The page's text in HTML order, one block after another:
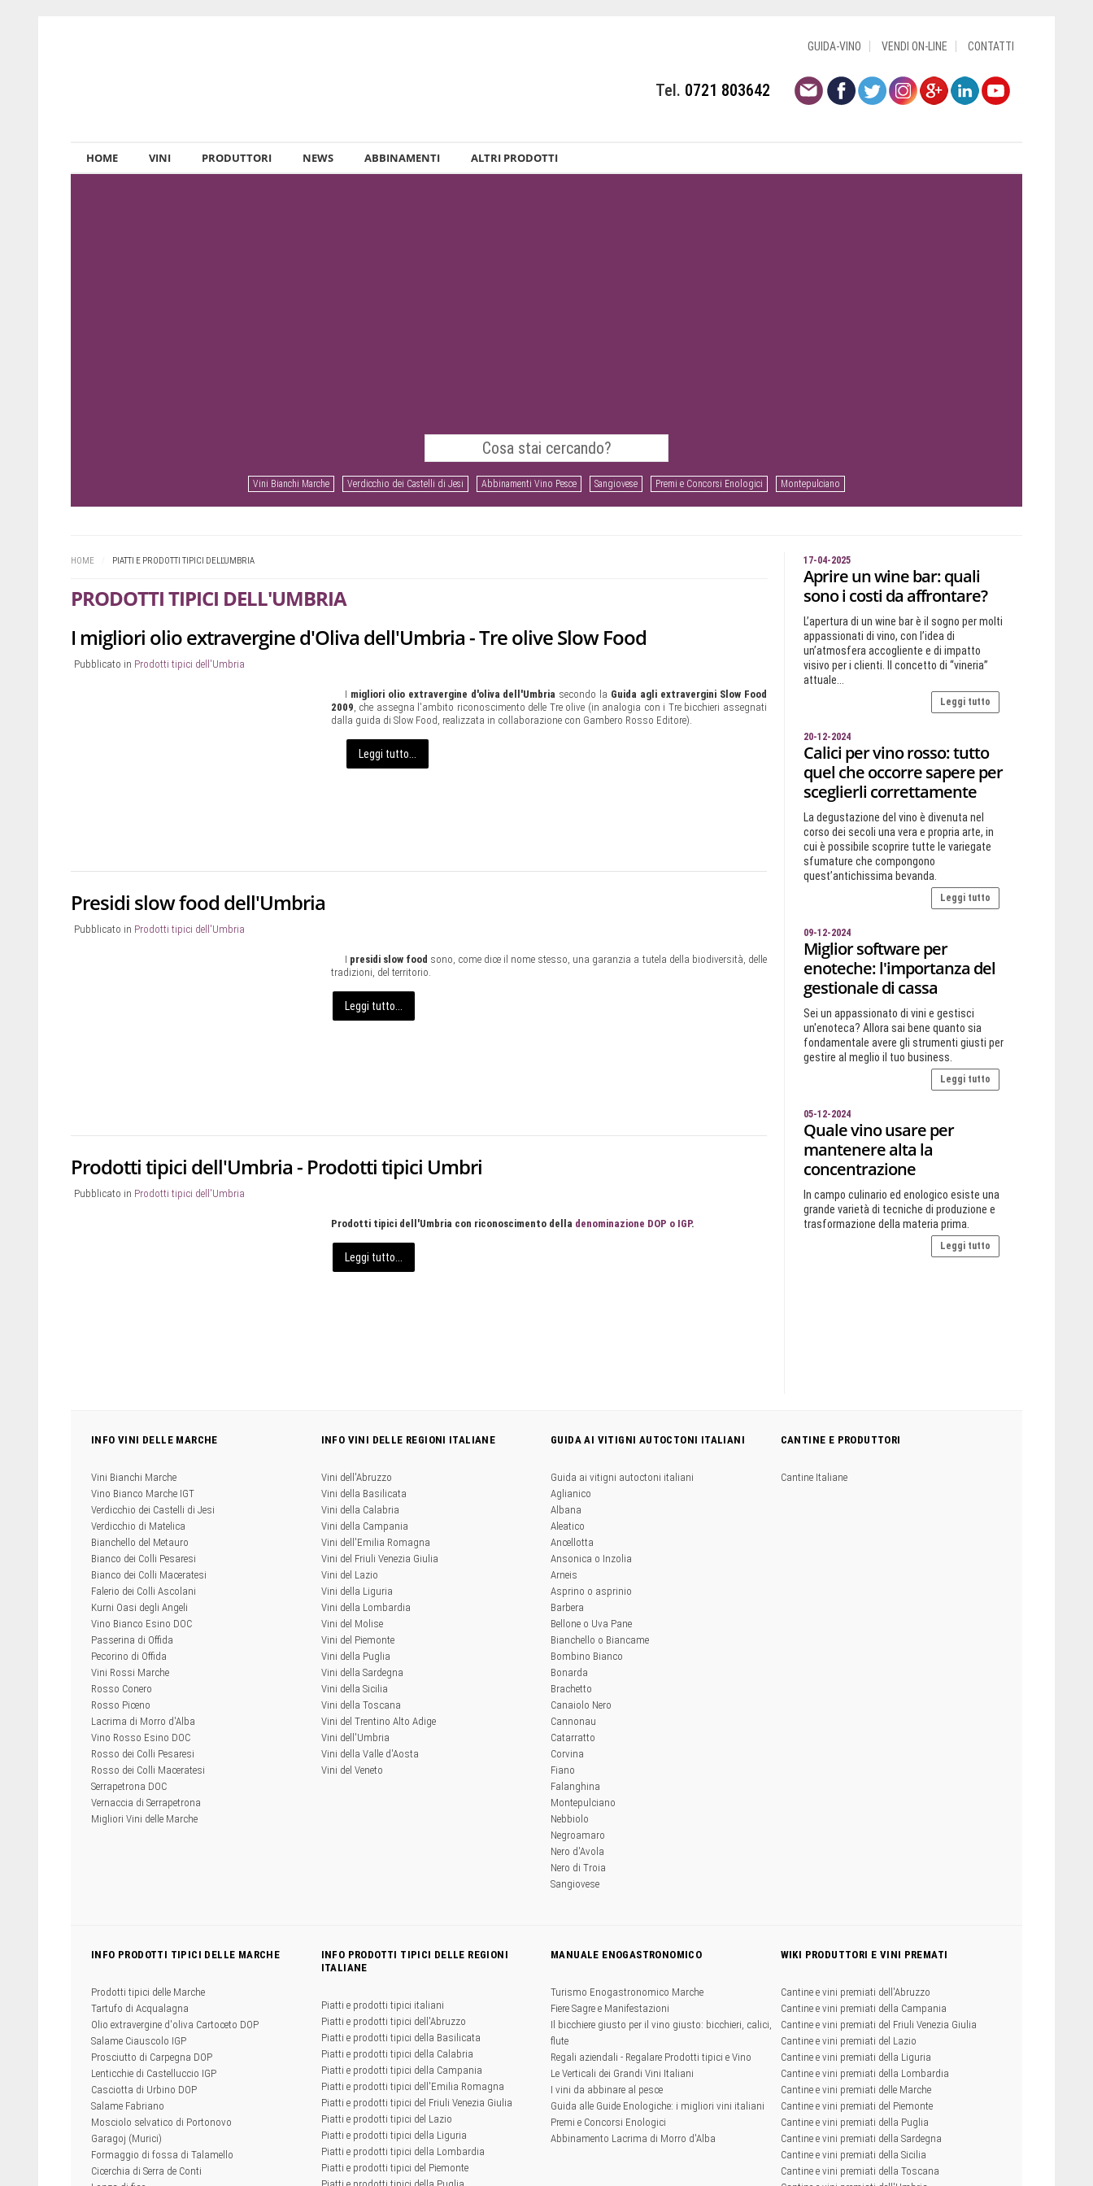
GUIDA-VINO VENDI ON-LINE CONTATTI
Tel. 0721 803642
HOME VINI PRODUTTORI NEWS ABBINAMENTI ALTRI PRODOTTI
Vini Bianchi Marche Verdicchio dei Castelli di Jesi Abbinamenti Vino Pesce Sangiovese Premi e Concorsi Enologici Montepulciano
HOME PIATTI E PRODOTTI TIPICI DELL'UMBRIA
PRODOTTI TIPICI DELL'UMBRIA
I migliori olio extravergine d'Oliva dell'Umbria - Tre olive Slow Food
Pubblicato in Prodotti tipici dell'Umbria
I migliori olio extravergine d'oliva dell'Umbria secondo la Guida agli extravergini Slow Food
2009, che assegna l'ambito riconoscimento delle Tre olive (in analogia con i Tre bicchieri assegnati
dalla guida di Slow Food, realizzata in collaborazione con Gambero Rosso Editore).
Leggi tutto...
Presidi slow food dell'Umbria
Pubblicato in Prodotti tipici dell'Umbria
I presidi slow food sono, come dice il nome stesso, una garanzia a tutela della biodiversità, delle
tradizioni, del territorio.
Leggi tutto...
Prodotti tipici dell'Umbria - Prodotti tipici Umbri
Pubblicato in Prodotti tipici dell'Umbria
Prodotti tipici dell'Umbria con riconoscimento della denominazione DOP o IGP.
Leggi tutto...
17-04-2025
Aprire un wine bar: quali
sono i costi da affrontare?
L’apertura di un wine bar è il sogno per molti
appassionati di vino, con l’idea di
un’atmosfera accogliente e di impatto
visivo per i clienti. Il concetto di “vineria”
attuale...
Leggi tutto
20-12-2024
Calici per vino rosso: tutto
quel che occorre sapere per
sceglierli correttamente
La degustazione del vino è divenuta nel
corso dei secoli una vera e propria arte, in
cui è possibile scoprire tutte le variegate
sfumature che compongono
quest’antichissima bevanda.
Leggi tutto
09-12-2024
Miglior software per
enoteche: l'importanza del
gestionale di cassa
Sei un appassionato di vini e gestisci
un'enoteca? Allora sai bene quanto sia
fondamentale avere gli strumenti giusti per
gestire al meglio il tuo business.
Leggi tutto
05-12-2024
Quale vino usare per
mantenere alta la
concentrazione
In campo culinario ed enologico esiste una
grande varietà di tecniche di produzione e
trasformazione della materia prima.
Leggi tutto
INFO VINI DELLE MARCHE
Vini Bianchi Marche
Vino Bianco Marche IGT
Verdicchio dei Castelli di Jesi
Verdicchio di Matelica
Bianchello del Metauro
Bianco dei Colli Pesaresi
Bianco dei Colli Maceratesi
Falerio dei Colli Ascolani
Kurni Oasi degli Angeli
Vino Bianco Esino DOC
Passerina di Offida
Pecorino di Offida
Vini Rossi Marche
Rosso Conero
Rosso Piceno
Lacrima di Morro d'Alba
Vino Rosso Esino DOC
Rosso dei Colli Pesaresi
Rosso dei Colli Maceratesi
Serrapetrona DOC
Vernaccia di Serrapetrona
Migliori Vini delle Marche
INFO VINI DELLE REGIONI ITALIANE
Vini dell'Abruzzo
Vini della Basilicata
Vini della Calabria
Vini della Campania
Vini dell'Emilia Romagna
Vini del Friuli Venezia Giulia
Vini del Lazio
Vini della Liguria
Vini della Lombardia
Vini del Molise
Vini del Piemonte
Vini della Puglia
Vini della Sardegna
Vini della Sicilia
Vini della Toscana
Vini del Trentino Alto Adige
Vini dell'Umbria
Vini della Valle d'Aosta
Vini del Veneto
GUIDA AI VITIGNI AUTOCTONI ITALIANI
Guida ai vitigni autoctoni italiani
Aglianico
Albana
Aleatico
Ancellotta
Ansonica o Inzolia
Arneis
Asprino o asprinio
Barbera
Bellone o Uva Pane
Bianchello o Biancame
Bombino Bianco
Bonarda
Brachetto
Canaiolo Nero
Cannonau
Catarratto
Corvina
Fiano
Falanghina
Montepulciano
Nebbiolo
Negroamaro
Nero d'Avola
Nero di Troia
Sangiovese
CANTINE E PRODUTTORI
Cantine Italiane
INFO PRODOTTI TIPICI DELLE MARCHE
Prodotti tipici delle Marche
Tartufo di Acqualagna
Olio extravergine d'oliva Cartoceto DOP
Salame Ciauscolo IGP
Prosciutto di Carpegna DOP
Lenticchie di Castelluccio IGP
Casciotta di Urbino DOP
Salame Fabriano
Mosciolo selvatico di Portonovo
Garagoj (Murici)
Formaggio di fossa di Talamello
Cicerchia di Serra de Conti
INFO PRODOTTI TIPICI DELLE REGIONI
ITALIANE
Piatti e prodotti tipici italiani
Piatti e prodotti tipici dell'Abruzzo
Piatti e prodotti tipici della Basilicata
Piatti e prodotti tipici della Calabria
Piatti e prodotti tipici della Campania
Piatti e prodotti tipici dell'Emilia Romagna
Piatti e prodotti tipici del Friuli Venezia Giulia
Piatti e prodotti tipici del Lazio
Piatti e prodotti tipici della Liguria
Piatti e prodotti tipici della Lombardia
Piatti e prodotti tipici del Piemonte
Piatti e prodotti tipici della Puglia
MANUALE ENOGASTRONOMICO
Turismo Enogastronomico Marche
Fiere Sagre e Manifestazioni
Il bicchiere giusto per il vino giusto: bicchieri, calici,
flute
Regali aziendali - Regalare Prodotti tipici e Vino
Le Verticali dei Grandi Vini Italiani
I vini da abbinare al pesce
Guida alle Guide Enologiche: i migliori vini italiani
Premi e Concorsi Enologici
Abbinamento Lacrima di Morro d'Alba
WIKI PRODUTTORI E VINI PREMATI
Cantine e vini premiati dell'Abruzzo
Cantine e vini premiati della Campania
Cantine e vini premiati del Friuli Venezia Giulia
Cantine e vini premiati del Lazio
Cantine e vini premiati della Liguria
Cantine e vini premiati della Lombardia
Cantine e vini premiati delle Marche
Cantine e vini premiati del Piemonte
Cantine e vini premiati della Puglia
Cantine e vini premiati della Sardegna
Cantine e vini premiati della Sicilia
Cantine e vini premiati della Toscana